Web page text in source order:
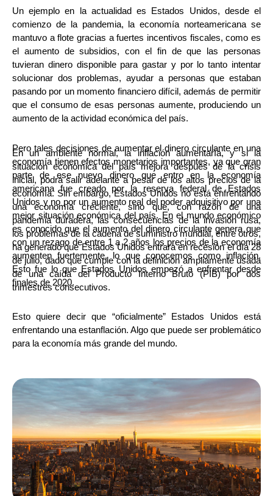
Un ejemplo en la actualidad es Estados Unidos, desde el
comienzo de la pandemia, la economía norteamericana se
mantuvo a flote gracias a fuertes incentivos fiscales, como es
el aumento de subsidios, con el fin de que las personas
tuvieran dinero disponible para gastar y por lo tanto intentar
solucionar dos problemas, ayudar a personas que estaban
pasando por un momento financiero difícil, además de permitir
que el consumo de esas personas aumente, produciendo un
aumento de la actividad económica del país.
Pero tales decisiones de aumentar el dinero circulante en una
economía tienen efectos monetarios importantes, ya que gran
parte de ese nuevo dinero que entro en la economía
americana fue creado por la reserva federal de Estados
Unidos y no por un aumento real del poder adquisitivo por una
mejor situación económica del país. En el mundo económico
es conocido que el aumento del dinero circulante genera que
con un rezago de entre 1 a 2 años los precios de la economía
aumenten fuertemente, lo que conocemos como inflación.
Esto fue lo que Estados Unidos empezó a enfrentar desde
finales de 2020.
En un ambiente normal, la inflación aumentaría, y si la
situación económica del país mejora después de la crisis
inicial, podrá salir adelante a pesar de los altos precios de la
economía. Sin embargo, Estados Unidos no está enfrentando
una economía creciente, sino que, con razón de una
pandemia duradera, las consecuencias de la invasión rusa,
los problemas de la cadena de suministro mundial, entre otros,
ha generado que Estados Unidos entrara en recesión el día 28
de julio, dado que cumple con la definición ampliamente usada
de una caída del Producto Interno Bruto (PIB) por dos
trimestres consecutivos.
Esto quiere decir que “oficialmente” Estados Unidos está
enfrentando una estanflación. Algo que puede ser problemático
para la economía más grande del mundo.